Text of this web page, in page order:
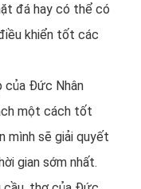
đá hay có thể có
khiển tốt các
của Đức Nhân
một cách tốt
mình sẽ giải quyết
gian sớm nhất.